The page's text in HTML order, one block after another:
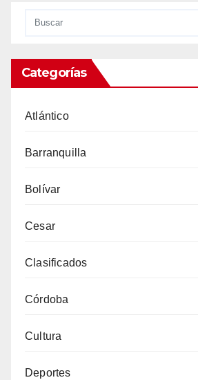
Categorías
Atlántico
Barranquilla
Bolívar
Cesar
Clasificados
Córdoba
Cultura
Deportes